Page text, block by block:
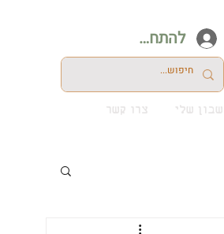
להתחברות
שלי צרו קשר